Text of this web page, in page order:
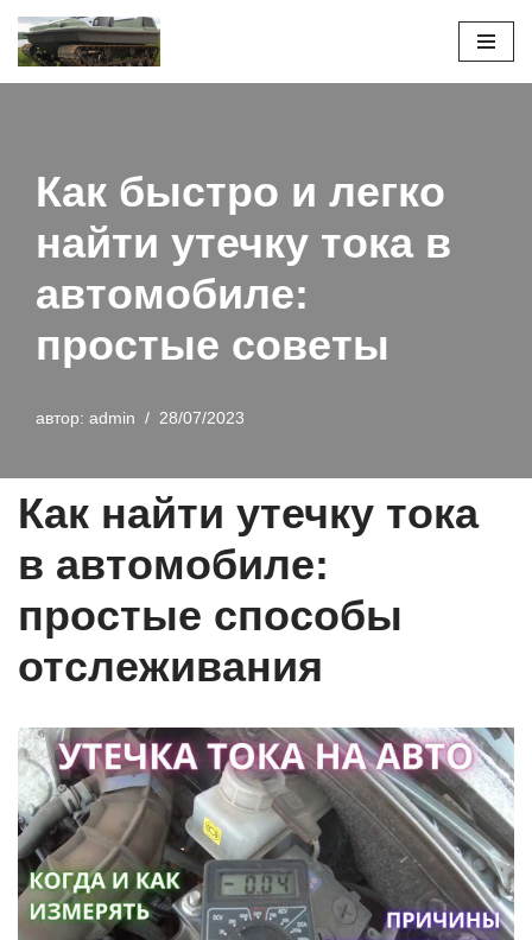
Перейти
Как быстро и легко
найти утечку тока в
автомобиле:
простые советы
автор: admin 28/07/2023
Как найти утечку тока
в автомобиле:
простые способы
отслеживания